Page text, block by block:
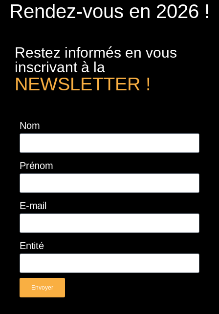
Rendez-vous en 2026 !
Restez informés en vous
inscrivant à la
NEWSLETTER !
Nom
Prénom
E-mail
Entité
Envoyer